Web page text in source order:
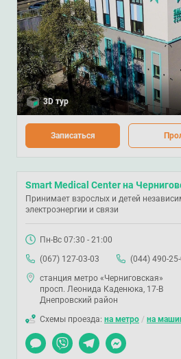
3D тур
Записаться
Smart Medical Center на
Принимает взрослых и детей
электроэнергии и связи
Пн-Вс 07:30 - 21:00
(067) 127-03-03
(044) 490-
станция метро «Черниговская»
просп. Леонида Каденюка, 17-В
Днепровский район
Схемы проезда: на метро / на
Чат
Viber TelegramMessenger